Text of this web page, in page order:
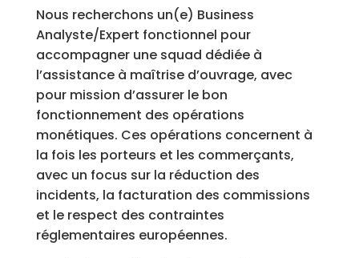
Nous recherchons un(e) Business
Analyste/Expert fonctionnel pour
accompagner une squad dédiée à
l’assistance à maîtrise d’ouvrage, avec
pour mission d’assurer le bon
fonctionnement des opérations
monétiques. Ces opérations concernent à
la fois les porteurs et les commerçants,
avec un focus sur la réduction des
incidents, la facturation des commissions
et le respect des contraintes
réglementaires européennes.